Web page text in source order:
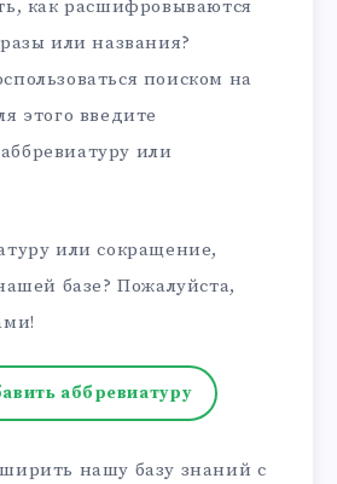
как расшифровываются
или названия?
поиском на
этого введите
или
или сокращение,
базе? Пожалуйста,
аббревиатуру
нашу базу знаний с